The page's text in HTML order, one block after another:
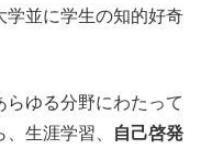
学並に学生の知的好奇
らゆる分野にわたって
生涯学習、
自己啓発